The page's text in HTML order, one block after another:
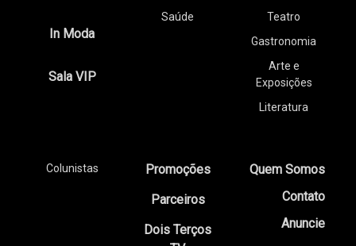
In Moda
Sala VIP
Saúde
Teatro
Gastronomia
Arte e
Exposições
Literatura
Colunistas
Promoções
Parceiros
Dois Terços
Quem Somos
Contato
Anuncie